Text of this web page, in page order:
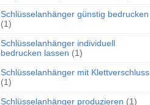
Schlüsselanhänger günstig bedrucken
(1)
Schlüsselanhänger individuell
bedrucken lassen (1)
Schlüsselanhänger mit Klettverschluss
(1)
Schlüsselanhänger produzieren (1)